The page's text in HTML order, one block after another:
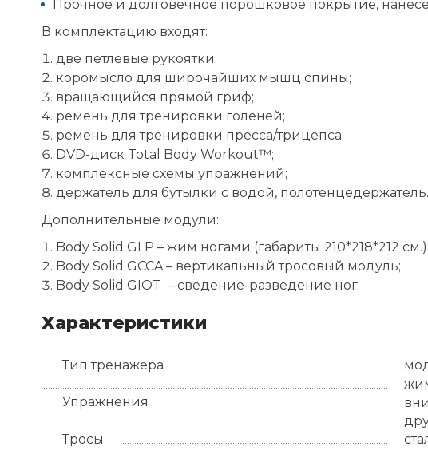
Прочное и долговечное порошковое покрытие,
В комплектацию входят:
две петлевые рукоятки;
коромысло для широчайших мышц спины;
вращающийся прямой гриф;
ремень для тренировки голеней;
ремень для тренировки пресса/трицепса;
DVD-диск Total Body Workout™;
комплексные схемы упражнений;
держатель для бутылки с водой, полотенцедержатель.
Дополнительные модули:
Body Solid GLP – жим ногами (габариты 210*218*212 см.);
Body Solid GCCA – вертикальный тросовый модуль;
Body Solid GIOT – сведение-разведение ног.
Характеристики
Тип тренажера
Упражнения
Тросы